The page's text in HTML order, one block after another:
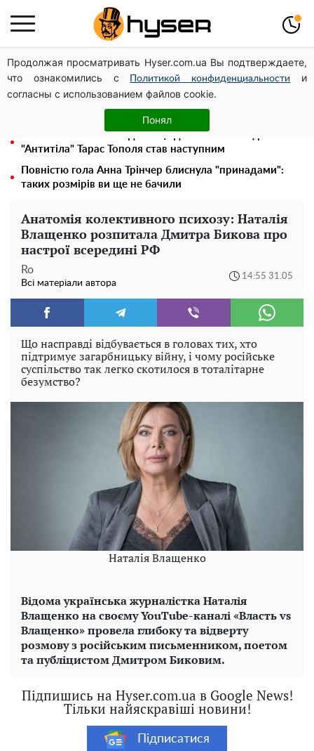
Продолжая просматривать Hyser.com.ua Вы подтверждаете,
что ознакомились с
Политикой конфиденциальности
и
согласны с использованием файлов cookie.
Понял
На Подолі обговорили розвиток реабілітації та
рекреації
Новий притулок для осколків ОПЗЖ: як "Партія миру"
Новинського знову з'явилася в інформаційному полі
"Антитіла" Тарас Тополя став наступним
Повністю гола Анна Трінчер блиснула "принадами":
таких розмірів ви ще не бачили
Анатомія колективного психозу: Наталія
Влащенко розпитала Дмитра Бикова про
настрої всередині РФ
Ro
Всі матеріали автора
14:55 31.05
Що насправді відбувається в головах тих, хто
підтримує загарбницьку війну, і чому російське
суспільство так легко скотилося в тоталітарне
безумство?
Наталія Влащенко
Відома українська журналістка Наталія
Влащенко на своєму YouTube-каналі «Власть vs
Влащенко» провела глибоку та відверту
розмову з російським письменником, поетом
та публіцистом Дмитром Биковим.
Підпишись на Hyser.com.ua в Google News!
Тільки найяскравіші новини!
Підписатися